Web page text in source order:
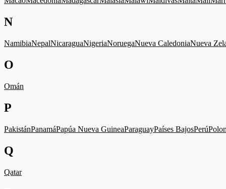
N
NamibiaNepalNicaraguaNigeriaNoruegaNueva CaledoniaNueva
O
Omán
P
PakistánPanamáPapúa Nueva GuineaParaguayPaíses BajosPerú
Q
Qatar